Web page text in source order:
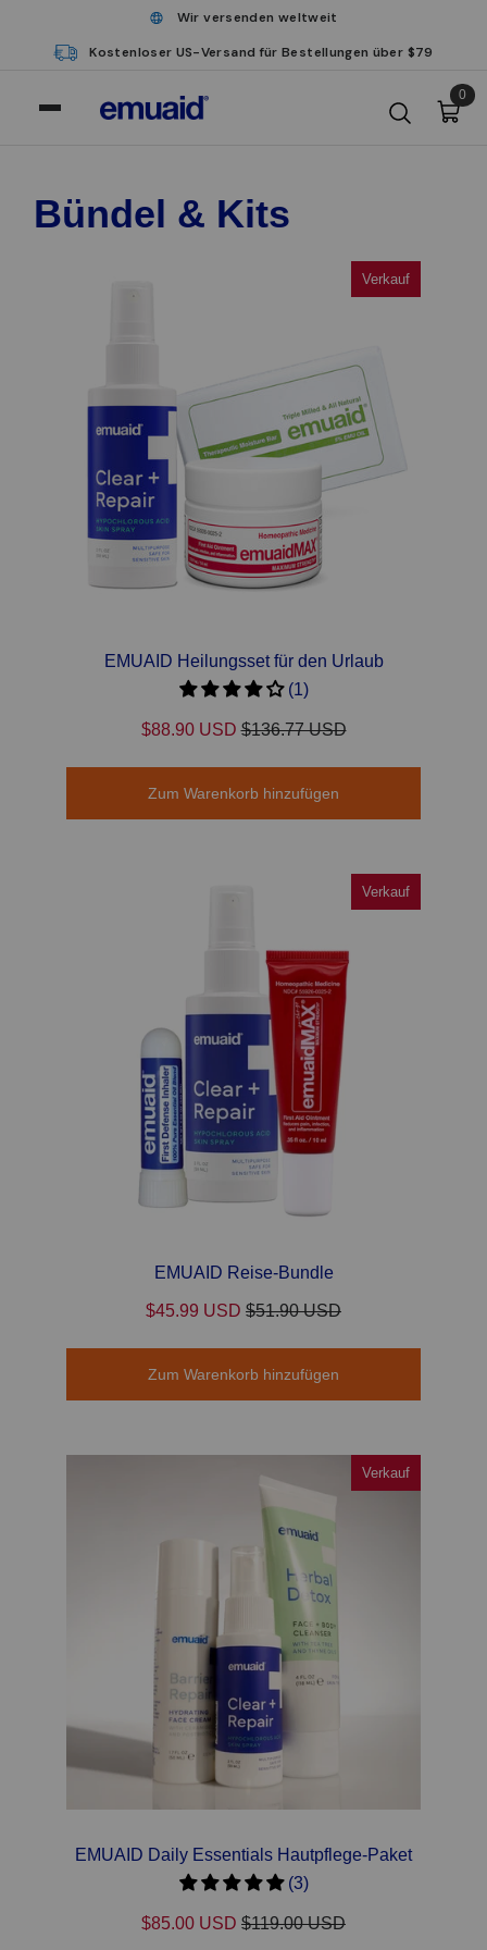
Wir versenden weltweit
Kostenloser US-Versand für Bestellungen über $79
0
Bündel & Kits
Verkauf
Verkauf
EMUAID Heilungsset für den Urlaub
(1)
$88.90 USD$136.77 USD
Zum Warenkorb hinzufügen
Verkauf
Verkauf
EMUAID Reise-Bundle
$45.99 USD $51.90 USD
Zum Warenkorb hinzufügen
Verkauf
Verkauf
EMUAID Daily Essentials Hautpflege-Paket
(3)
$85.00 USD $119.00 USD